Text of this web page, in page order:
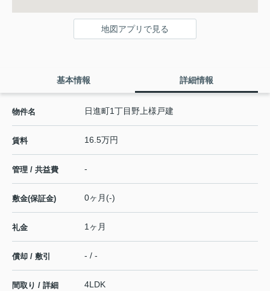
地図アプリで見る
基本情報 詳細情報
物件名 日進町1丁目野上様戸建
賃料 16.5万円
管理 / 共益費 -
敷金(保証金) 0ヶ月(-)
礼金 1ヶ月
償却 / 敷引 - / -
間取り / 詳細
4LDK